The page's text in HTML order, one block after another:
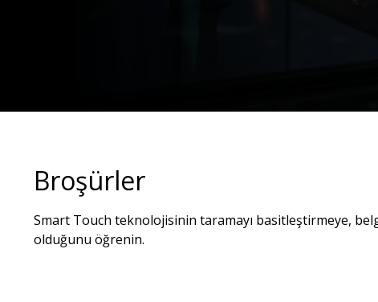
Broşürler
Smart Touch teknolojisinin taramayı basitleştirmeye,
olduğunu öğrenin.